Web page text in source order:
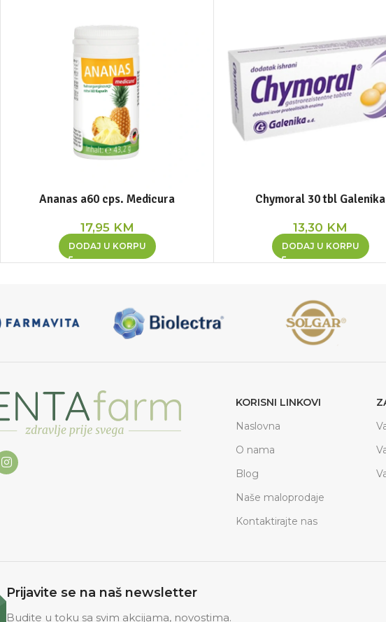
Ananas a60 cps. Medicura
17,95 KM
DODAJ U KORPU
Chymoral 30 tbl Galenika
13,30 KM
DODAJ U KORPU
KORISNI LINKOVI
Naslovna
O nama
Blog
Naše maloprodaje
Kontaktirajte nas
Prijavite se na naš newsletter
Budite u toku sa svim akcijama, novostima.